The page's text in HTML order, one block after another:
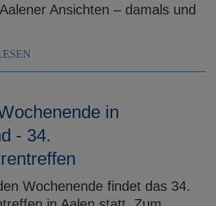
Ansichten – damals und
in
- 34.
Wochenende findet das 34.